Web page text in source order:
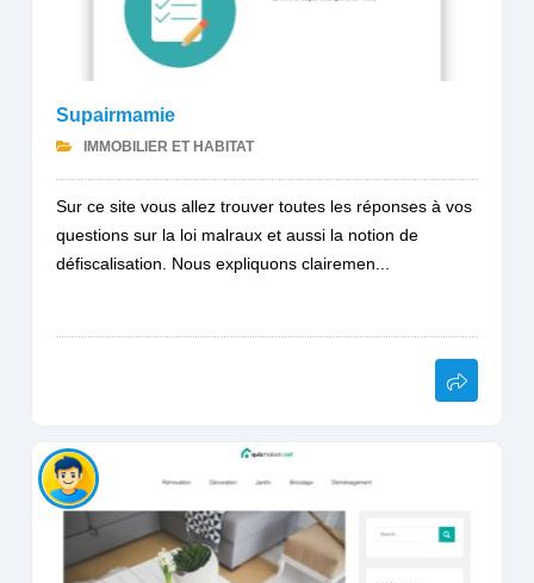
Supairmamie
IMMOBILIER ET HABITAT
Sur ce site vous allez trouver toutes les réponses à vos
questions sur la loi malraux et aussi la notion de
défiscalisation. Nous expliquons clairemen...